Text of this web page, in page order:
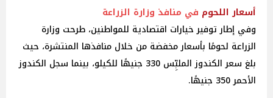
أسعار اللحوم في منافذ وزارة الزراعة
وفي إطار توفير خيارات اقتصادية للمواطنين، طرحت وزارة
الزراعة لحومًا بأسعار مخفضة من خلال منافذها المنتشرة، حيث
بلغ سعر الكندوز الملبِّس 330 جنيهًا للكيلو، بينما سجل الكندوز
الأحمر 350 جنيهًا.